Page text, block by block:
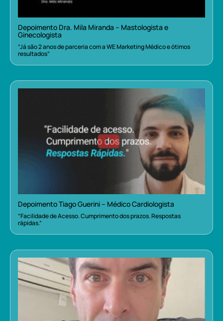
Depoimento Dra. Mila Miranda – Mastologista e
Ginecologista
“Já são 2 anos de parceria com a WE Marketing Médico e ótimos
resultados”
Depoimento Tiago Guerini – Médico Cardiologista
“Facilidade de Acesso. Cumprimento dos prazos. Respostas
rápidas.”